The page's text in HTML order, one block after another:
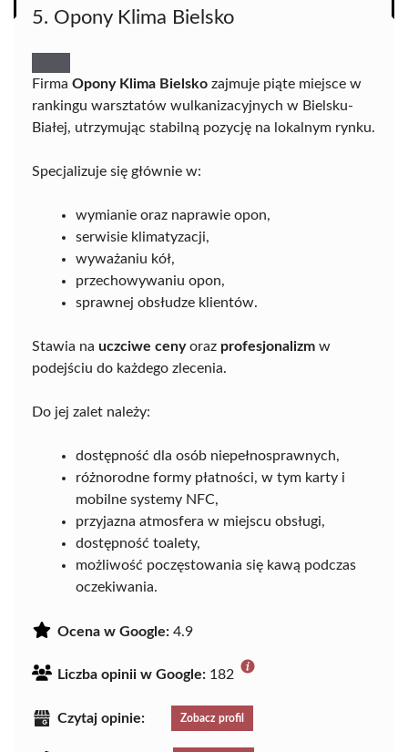
5. Opony Klima Bielsko
Firma Opony Klima Bielsko zajmuje piąte miejsce w
rankingu warsztatów wulkanizacyjnych w Bielsku-
Białej, utrzymując stabilną pozycję na lokalnym rynku.
Specjalizuje się głównie w:
wymianie oraz naprawie opon,
serwisie klimatyzacji,
wyważaniu kół,
przechowywaniu opon,
sprawnej obsłudze klientów.
Stawia na uczciwe cenyoraz profesjonalizm w
podejściu do każdego zlecenia.
Do jej zalet należy:
dostępność dla osób niepełnosprawnych,
różnorodne formy płatności, w tym karty i
mobilne systemy NFC,
przyjazna atmosfera w miejscu obsługi,
dostępność toalety,
możliwość poczęstowania się kawą podczas
oczekiwania.
Ocena w Google: 4.9
Liczba opinii w Google: 182
Czytaj opinie: Zobacz profil